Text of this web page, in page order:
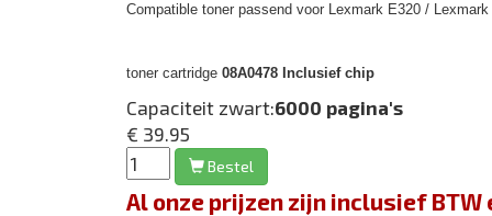
Compatible toner passend voor Lexmark E320 /
toner cartridge 08A0478 Inclusief chip
Capaciteit zwart:6000 pagina's
€ 39.95
Bestel
Al onze prijzen zijn inclusief